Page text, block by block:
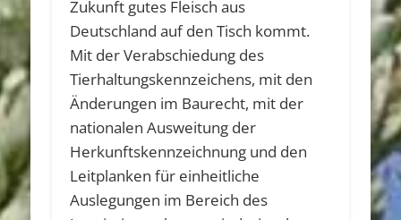
Zukunft gutes Fleisch aus
Deutschland auf den Tisch kommt.
Mit der Verabschiedung des
Tierhaltungskennzeichens, mit den
Änderungen im Baurecht, mit der
nationalen Ausweitung der
Herkunftskennzeichnung und den
Leitplanken für einheitliche
Auslegungen im Bereich des